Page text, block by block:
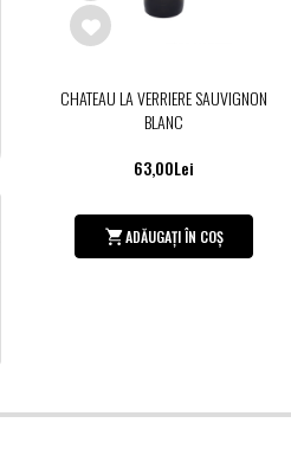
CHATEAU LA VERRIERE SAUVIGNON
BLANC
63,00Lei
ADĂUGAȚI ÎN COȘ